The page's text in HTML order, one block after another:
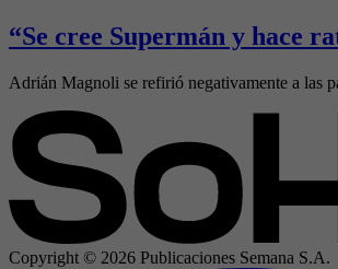
“Se cree Supermán y hace
Adrián Magnoli se refirió negativamente a las
Copyright © 2026 Publicaciones Semana S.A.